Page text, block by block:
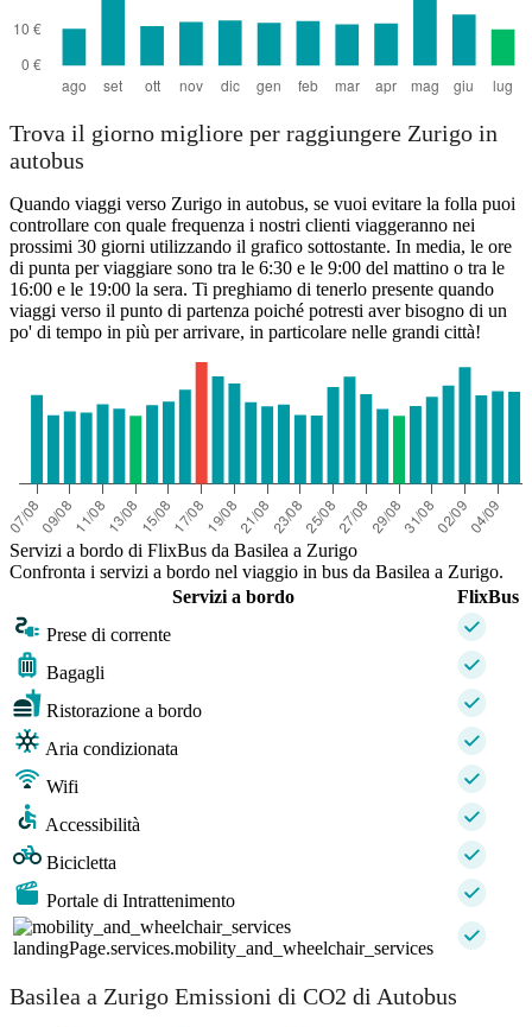
Trova il giorno migliore per raggiungere Zurigo in
autobus
Quando viaggi verso Zurigo in autobus, se vuoi evitare la folla puoi
controllare con quale frequenza i nostri clienti viaggeranno nei
prossimi 30 giorni utilizzando il grafico sottostante. In media, le ore
di punta per viaggiare sono tra le 6:30 e le 9:00 del mattino o tra le
16:00 e le 19:00 la sera. Ti preghiamo di tenerlo presente quando
viaggi verso il punto di partenza poiché potresti aver bisogno di un
po' di tempo in più per arrivare, in particolare nelle grandi città!
Servizi a bordo di FlixBus da Basilea a Zurigo
Confronta i servizi a bordo nel viaggio in bus da Basilea a Zurigo.
Servizi a bordo
FlixBus
Prese di corrente
Bagagli
Ristorazione a bordo
Aria condizionata
Wifi
Accessibilità
Bicicletta
Portale di Intrattenimento
landingPage.services.mobility_and_wheelchair_services
Basilea a Zurigo Emissioni di CO2 di Autobus